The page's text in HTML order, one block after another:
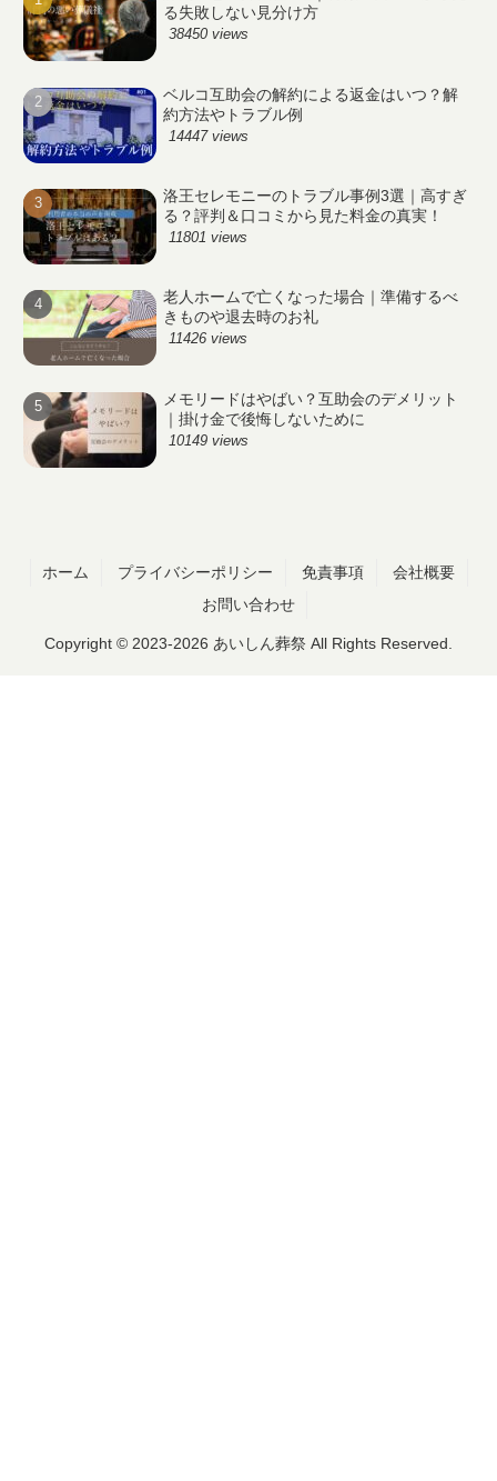
る失敗しない見分け方
38450 views
ベルコ互助会の解約による返金はいつ？解
約方法やトラブル例
14447 views
洛王セレモニーのトラブル事例3選｜高すぎ
る？評判＆口コミから見た料金の真実！
11801 views
老人ホームで亡くなった場合｜準備するべ
きものや退去時のお礼
11426 views
メモリードはやばい？互助会のデメリット
｜掛け金で後悔しないために
10149 views
ホーム プライバシーポリシー 免責事項
会社概要
お問い合わせ
Copyright © 2023-2026 あいしん葬祭 All Rights Reserved.